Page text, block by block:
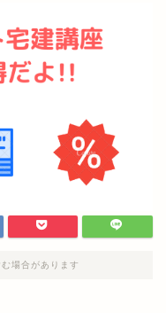
場合があります